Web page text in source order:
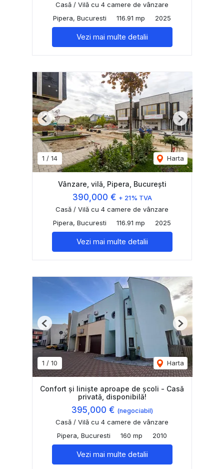
Casă / Vilă cu 4 camere de vânzare
Pipera, Bucuresti
116.91 mp 2025
Vezi mai multe detalii
1 / 14 Harta
Previous Next
Vânzare, vilă, Pipera, București
390,000 € + 21% TVA
Casă / Vilă cu 4 camere de vânzare
Pipera, Bucuresti
116.91 mp 2025
Vezi mai multe detalii
1 / 10 Harta
Previous Next
Confort și liniște aproape de școli - Casă
privată, disponibilă!
395,000 € (negociabil)
Casă / Vilă cu 4 camere de vânzare
Pipera, Bucuresti
160 mp 2010
Vezi mai multe detalii